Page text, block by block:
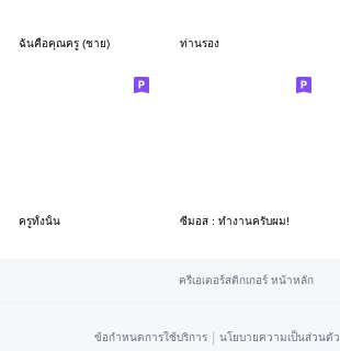
ฉันคือคุณครู (ชาย) ท่านรอง
ครูทั้งนั้น ซีมอส : ทำงานครับผม!
ครีเอเตอร์สติกเกอร์ หน้าหลัก
ข้อกำหนดการใช้บริการ | นโยบายความเป็นส่วนตัว